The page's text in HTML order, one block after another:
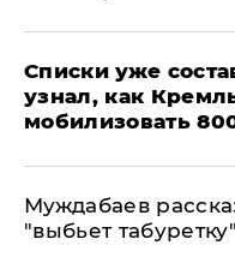
Списки уже
узнал, как
мобилизовать
Муждабаев
"выбьет